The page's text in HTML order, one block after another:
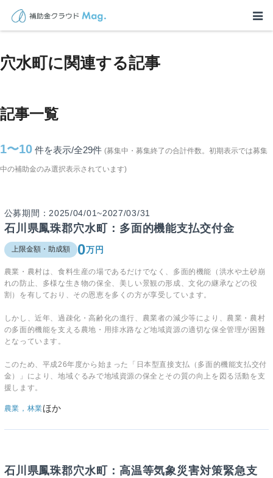
TOP > 補助金・助成金詳細>石川県
穴水町に関連する記事
記事一覧
1〜10 件を表示/全29件 (募集中・募集終了の合計件数。初期表示では募集
中の補助金のみ選択表示されています)
公募期間：2025/04/01~2027/03/31
石川県鳳珠郡穴水町：多面的機能支払交付金
上限金額・助成額 0万円
農業・農村は、食料生産の場であるだけでなく、多面的機能（洪水や土砂崩
れの防止、多様な生き物の保全、美しい景観の形成、文化の継承などの役
割）を有しており、その恩恵を多くの方が享受しています。
しかし、近年、過疎化・高齢化の進行、農業者の減少等により、農業・農村
の多面的機能を支える農地・用排水路など地域資源の適切な保全管理が困難
となっています。
このため、平成26年度から始まった「日本型直接支払（多面的機能支払交付
金）」により、地域ぐるみで地域資源の保全とその質の向上を図る活動を支
援します。
農業，林業ほか
石川県鳳珠郡穴水町：高温等気象災害対策緊急支